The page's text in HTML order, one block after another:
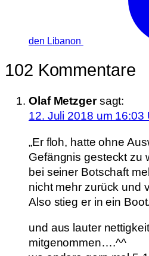
den Libanon
102 Kommentare
Olaf Metzger sagt:
12. Juli 2018 um 16:03
„Er floh, hatte ohne
Gefängnis gesteckt zu
bei seiner Botschaft
nicht mehr zurück und
Also stieg er in ein
und aus lauter
mitgenommen….^^